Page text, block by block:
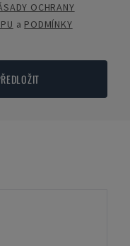
OCHRANY
a PODMÍNKY